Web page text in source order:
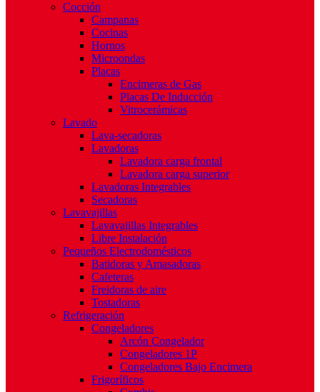
Cocción
Campanas
Cocinas
Hornos
Microondas
Placas
Encimeras de Gas
Placas De Inducción
Vitrocerámicas
Lavado
Lava-secadoras
Lavadoras
Lavadora carga frontal
Lavadora carga superior
Lavadoras Integrables
Secadoras
Lavavajillas
Lavavajillas Integrables
Libre Instalación
Pequeños Electrodomésticos
Batidoras y Amasadoras
Cafeteras
Freidoras de aire
Tostadoras
Refrigeración
Congeladores
Arcón Congelador
Congeladores 1P
Congeladores Bajo Encimera
Frigoríficos